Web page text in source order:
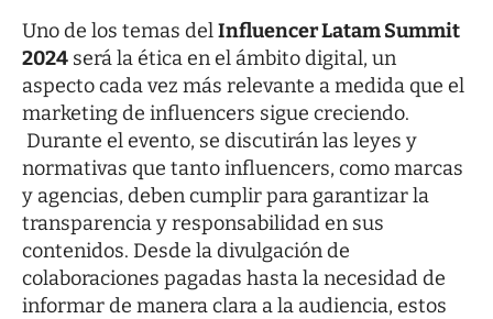
Uno de los temas delInfluencer Latam Summit
2024 será la ética en el ámbito digital, un
aspecto cada vez más relevante a medida que el
marketing de influencers sigue creciendo.
Durante el evento, se discutirán las leyes y
normativas que tanto influencers, como marcas
y agencias, deben cumplir para garantizar la
transparencia y responsabilidad en sus
contenidos. Desde la divulgación de
colaboraciones pagadas hasta la necesidad de
informar de manera clara a la audiencia, estos